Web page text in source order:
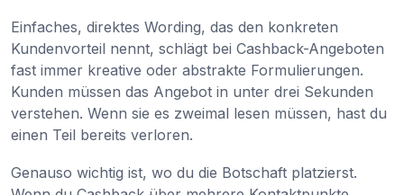
Einfaches, direktes Wording, das den konkreten
Kundenvorteil nennt, schlägt bei Cashback-Angeboten
fast immer kreative oder abstrakte Formulierungen.
Kunden müssen das Angebot in unter drei Sekunden
verstehen. Wenn sie es zweimal lesen müssen, hast du
einen Teil bereits verloren.
Genauso wichtig ist, wo du die Botschaft platzierst.